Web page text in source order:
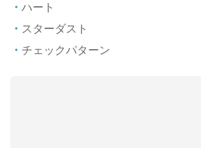
ハート
スターダスト
チェックパターン